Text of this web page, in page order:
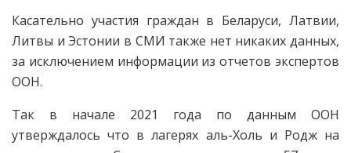
Касательно участия граждан в Беларуси, Латвии,
Литвы и Эстонии в СМИ также нет никаких данных,
за исключением информации из отчетов экспертов
ООН.
Так в начале 2021 года по данным ООН
утверждалось что в лагерях аль-Холь и Родж на